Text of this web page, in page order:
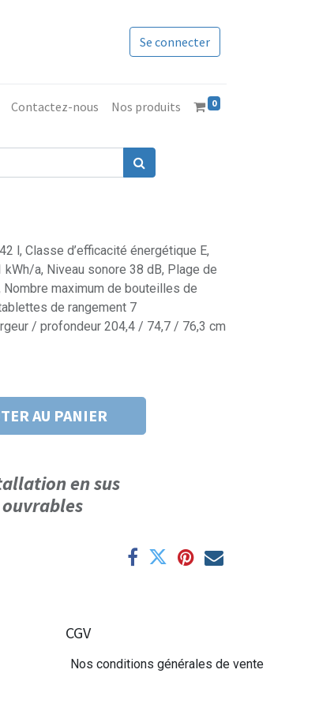
Se connecter
Contactez-nous Nos produits 0
l, Classe d’efficacité énergétique E,
a, Niveau sonore 38 dB, Plage de
Nombre maximum de bouteilles de
de rangement 7
/ profondeur 204,4 / 74,7 / 76,3 cm
AU PANIER
en sus
CGV
Nos conditions générales de vente